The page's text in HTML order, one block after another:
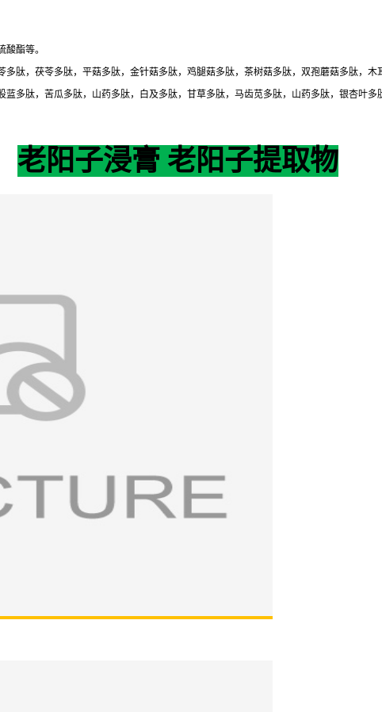
酯等。
肽，茯苓多肽，平菇多肽，金针菇多肽，鸡腿菇多肽，茶树菇多肽，双孢蘑菇多肽，木
多肽，苦瓜多肽，山药多肽，白及多肽，甘草多肽，马齿苋多肽，山药多肽，银杏叶
老阳子浸膏 老阳子提取物